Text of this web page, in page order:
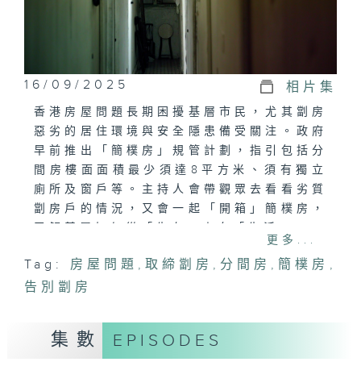
16/09/2025 相片集
香港房屋問題長期困擾基層市民，尤其劏房
惡劣的居住環境與安全隱患備受關注。政府
早前推出「簡樸房」規管計劃，指引包括分
間房樓面面積最少須達8平方米、須有獨立
廁所及窗戶等。主持人會帶觀眾去看看劣質
劏房戶的情況，又會一起「開箱」簡樸房，
更多...
Tag: 房屋問題 , 取締劏房 , 分間房 , 簡樸房 ,
告別劏房
集數 EPISODES